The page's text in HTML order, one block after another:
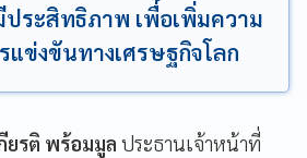
ระสิทธิภาพ เพื่อเพิ่มความ
แข่งขันทางเศรษฐกิจโลก
ยรติ พร้อมมูล ประธานเจ้าหน้าที่